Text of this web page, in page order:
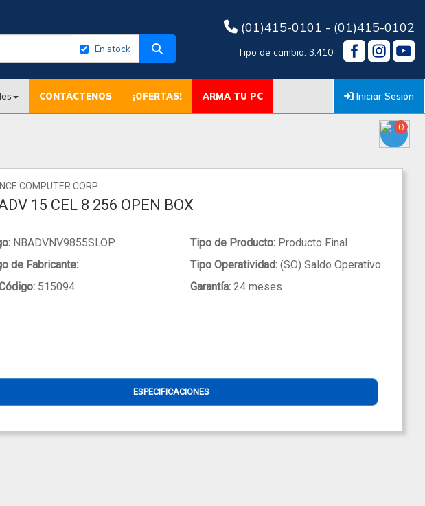
En stock
(01)415-0101 - (01)415-0102
Tipo de cambio: 3.410
CONTÁCTENOS ¡OFERTAS! ARMA TU PC Iniciar Sesión
0
COMPUTER CORP
15 CEL 8 256 OPEN BOX
NBADVNV9855SLOP
de Fabricante:
515094
Tipo de Producto:Producto Final
Tipo Operatividad:(SO) Saldo Operativo
Garantía:24 meses
ESPECIFICACIONES